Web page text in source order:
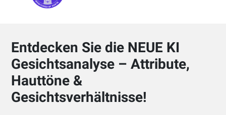
Entdecken Sie die NEUE KI
Gesichtsanalyse – Attribute,
Hauttöne &
Gesichtsverhältnisse!